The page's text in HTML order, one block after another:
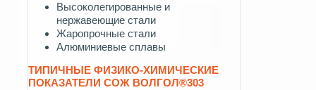
Высоколегированные и
нержавеющие стали
Жаропрочные стали
Алюминиевые сплавы
ТИПИЧНЫЕ ФИЗИКО-ХИМИЧЕСКИЕ
ПОКАЗАТЕЛИ СОЖ ВОЛГОЛ®303